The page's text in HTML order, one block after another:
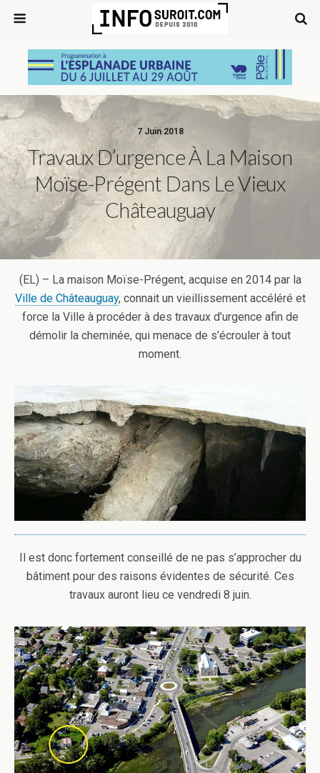
7 Juin 2018
Travaux D’urgence À La Maison
Moïse-Prégent Dans Le Vieux
Châteauguay
(EL) – La maison Moïse-Prégent, acquise en 2014 par la
Ville de Châteauguay, connait un vieillissement accéléré et
force la Ville à procéder à des travaux d’urgence afin de
démolir la cheminée, qui menace de s’écrouler à tout
moment.
Il est donc fortement conseillé de ne pas s’approcher du
bâtiment pour des raisons évidentes de sécurité. Ces
travaux auront lieu ce vendredi 8 juin.